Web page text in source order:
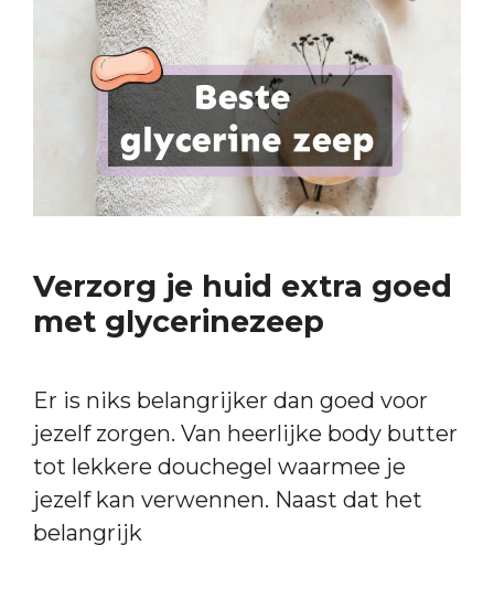
Verzorg je huid extra goed
met glycerinezeep
Er is niks belangrijker dan goed voor
jezelf zorgen. Van heerlijke body butter
tot lekkere douchegel waarmee je
jezelf kan verwennen. Naast dat het
belangrijk